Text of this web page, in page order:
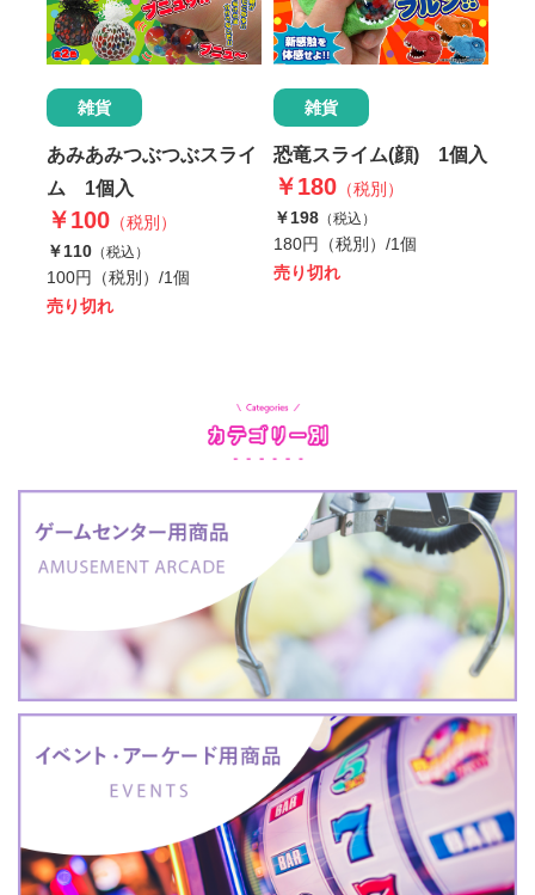
雑貨
あみあみつぶつぶスライ
ム 1個入
￥100 （税別）
￥110 （税込）
100円（税別）/1個
売り切れ
雑貨
恐竜スライム(顔) 1個入
￥180 （税別）
￥198 （税込）
180円（税別）/1個
売り切れ